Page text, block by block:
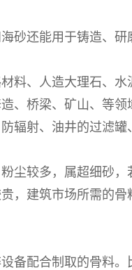
砂还能用于铸造、研
料、人造大理石、
、桥梁、矿山、等
辐射、油井的过滤罐
尘较多，属超细砂
，建筑市场所需的
备配合制取的骨料